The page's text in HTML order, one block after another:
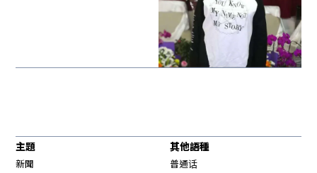
主題
新聞
其他語種
普通话